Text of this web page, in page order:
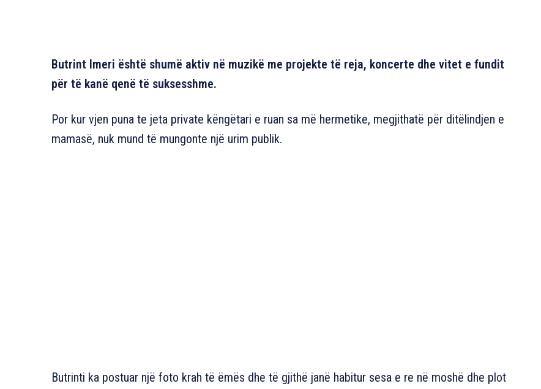
Butrint Imeri është shumë aktiv në muzikë me projekte të reja, koncerte dhe vitet e fundit
për të kanë qenë të suksesshme.
Por kur vjen puna te jeta private këngëtari e ruan sa më hermetike, megjithatë për ditëlindjen e
mamasë, nuk mund të mungonte një urim publik.
Butrinti ka postuar një foto krah të ëmës dhe të gjithë janë habitur sesa e re në moshë dhe plot